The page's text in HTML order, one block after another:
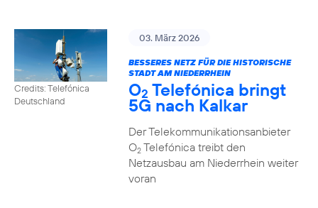
Credits: Telefónica
Deutschland
03. März 2026
BESSERES NETZ FÜR DIE HISTORISCHE
STADT AM NIEDERRHEIN
O2 Telefónica bringt
5G nach Kalkar
Der Telekommunikationsanbieter
O2Telefónica treibt den
Netzausbau am Niederrhein weiter
voran